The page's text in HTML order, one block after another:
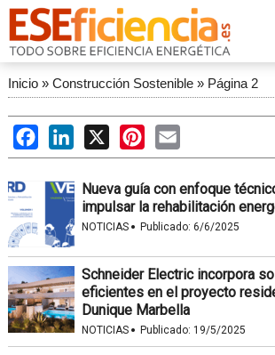
Inicio» Construcción Sostenible» Página 2
FacebookLinkedIn
X PinterestEmail
Nueva guía con enfoque
impulsar la rehabilitación
NOTICIAS · Publicado: 6/6/2025
Schneider Electric incorpora
eficientes en el proyecto
Dunique Marbella
NOTICIAS · Publicado: 19/5/2025